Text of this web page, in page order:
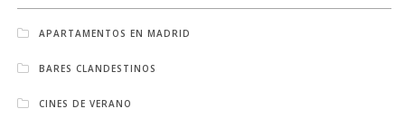
APARTAMENTOS EN MADRID
BARES CLANDESTINOS
CINES DE VERANO